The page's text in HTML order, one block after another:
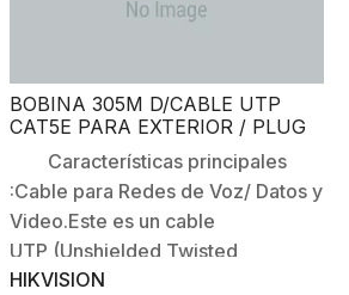
BOBINA 305M D/CABLE UTP
CAT5E PARA EXTERIOR / PLUG
EN UN EXTREMO
Características principales
:Cable para Redes de Voz/ Datos y
Video.Este es un cable
UTP (Unshielded Twisted
Pair)Recomendado para CCTV IP
HIKVISION